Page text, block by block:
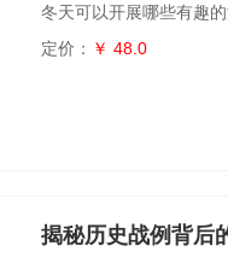
冬天可以开展哪些有趣
据春、夏、秋、冬四个
定价： ￥ 48.0
揭秘历史战例背后